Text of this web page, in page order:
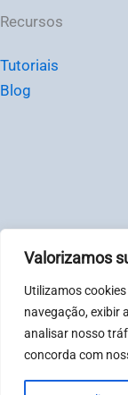
Valorizamos
Utilizamos
navegação, exibir
analisar nosso
concorda com
Recursos
Tutoriais
Blog
© Chat2Desk
Política de
Horário de
às 18:00.